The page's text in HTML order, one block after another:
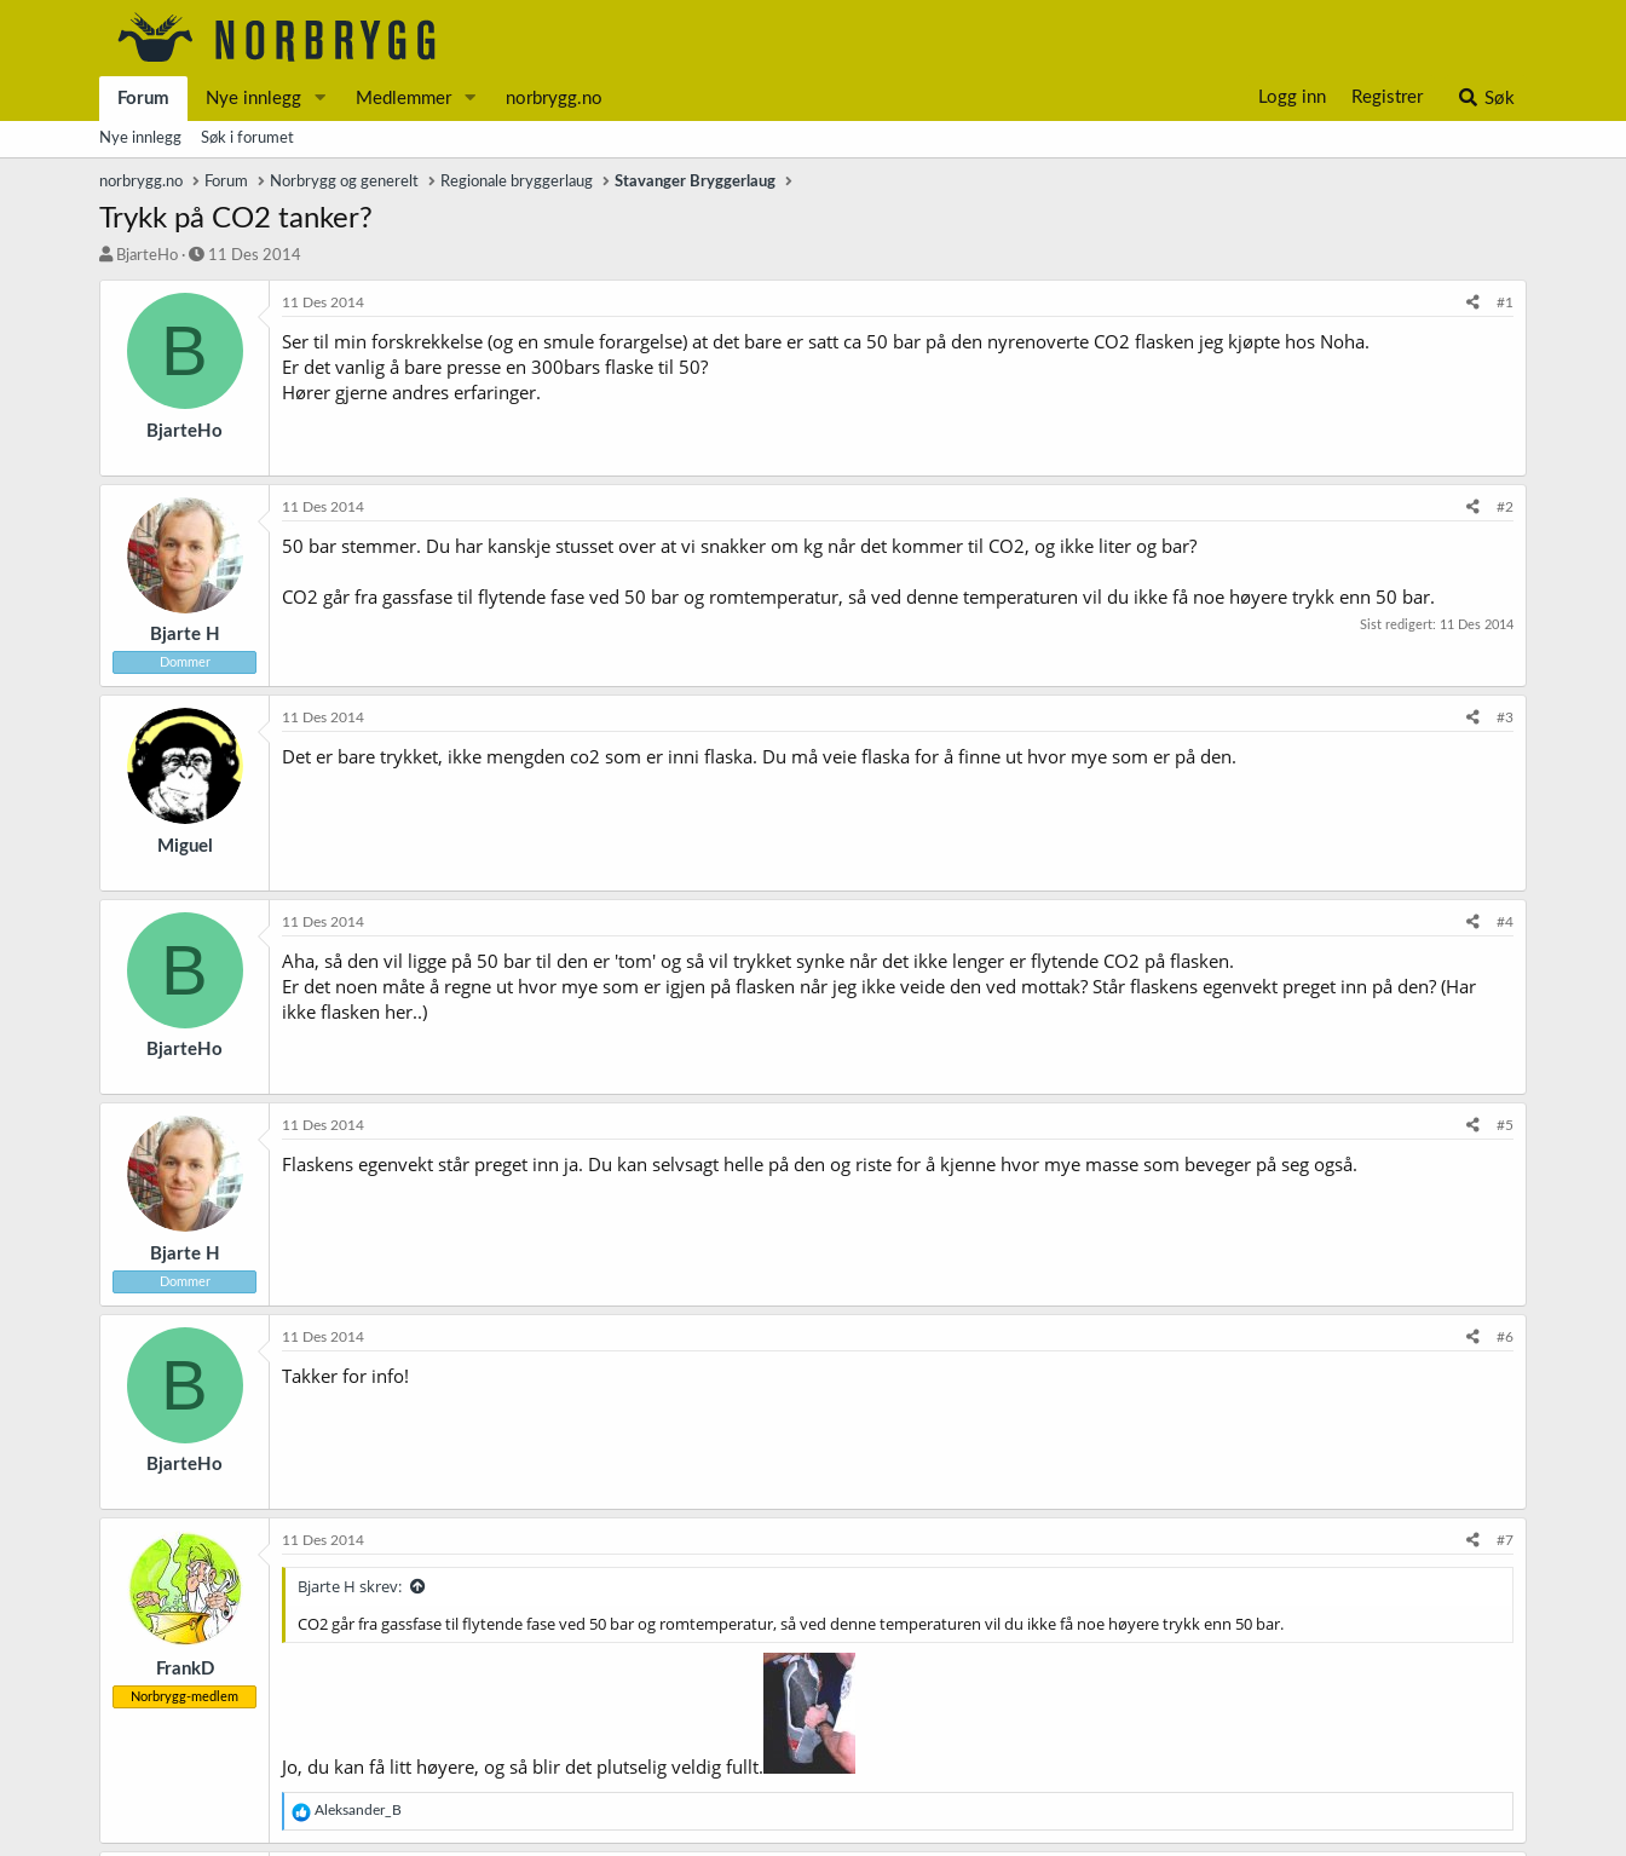
Forum Nye innlegg Medlemmer norbrygg.no Logg inn Registrer Søk
Nye innlegg Søk i forumet
norbrygg.no Forum Norbrygg og generelt Regionale bryggerlaug Stavanger Bryggerlaug
Trykk på CO2 tanker?
T
r
BjarteHo
S
a
t
o
11 Des 2014
B
BjarteHo
11 Des 2014 #1
Ser til min forskrekkelse (og en smule forargelse) at det bare er satt ca 50 bar på den nyrenoverte CO2 flasken jeg kjøpte hos Noha.
Er det vanlig å bare presse en 300bars flaske til 50?
Hører gjerne andres erfaringer.
Bjarte H
Dommer
11 Des 2014 #2
50 bar stemmer. Du har kanskje stusset over at vi snakker om kg når det kommer til CO2, og ikke liter og bar?
CO2 går fra gassfase til flytende fase ved 50 bar og romtemperatur, så ved denne temperaturen vil du ikke få noe høyere trykk enn 50 bar.
Sist redigert: 11 Des 2014
Miguel
11 Des 2014 #3
Det er bare trykket, ikke mengden co2 som er inni flaska. Du må veie flaska for å finne ut hvor mye som er på den.
B
BjarteHo
11 Des 2014 #4
Aha, så den vil ligge på 50 bar til den er 'tom' og så vil trykket synke når det ikke lenger er flytende CO2 på flasken.
Er det noen måte å regne ut hvor mye som er igjen på flasken når jeg ikke veide den ved mottak? Står flaskens egenvekt preget inn på den? (Har
ikke flasken her..)
Bjarte H
Dommer
11 Des 2014 #5
Flaskens egenvekt står preget inn ja. Du kan selvsagt helle på den og riste for å kjenne hvor mye masse som beveger på seg også.
B
BjarteHo
11 Des 2014 #6
Takker for info!
FrankD
Norbrygg-medlem
11 Des 2014 #7
Bjarte H skrev:
CO2 går fra gassfase til flytende fase ved 50 bar og romtemperatur, så ved denne temperaturen vil du ikke få noe høyere trykk enn 50 bar.
Jo, du kan få litt høyere, og så blir det plutselig veldig fullt.
R
e
a
Aleksander_B